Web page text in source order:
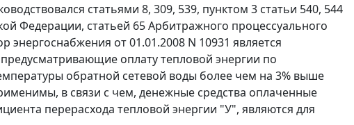
статьями 8, 309, 539, пунктом 3 статьи 540, 544
Федерации, статьей 65Арбитражного процессуального
энергоснабжения от 01.01.2008 N 10931 является
оплату тепловой энергии по
обратной сетевой воды более чем на 3% выше
в связи с чем, денежные средства оплаченные
перерасхода тепловой энергии "У", являются для